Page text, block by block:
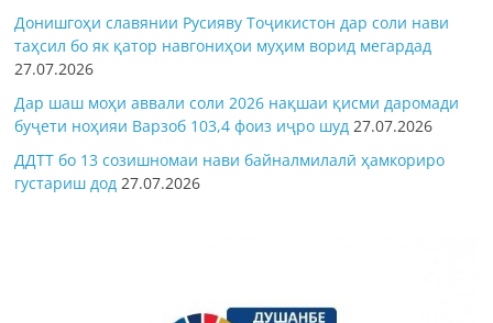
Донишгоҳи славянии Русияву Тоҷикистон дар соли нави
таҳсил бо як қатор навгониҳои муҳим ворид мегардад
27.07.2026
Дар шаш моҳи аввали соли 2026 нақшаи қисми даромади
буҷети ноҳияи Варзоб 103,4 фоиз иҷро шуд 27.07.2026
ДДТТ бо 13 созишномаи нави байналмилалӣ ҳамкориро
густариш дод 27.07.2026